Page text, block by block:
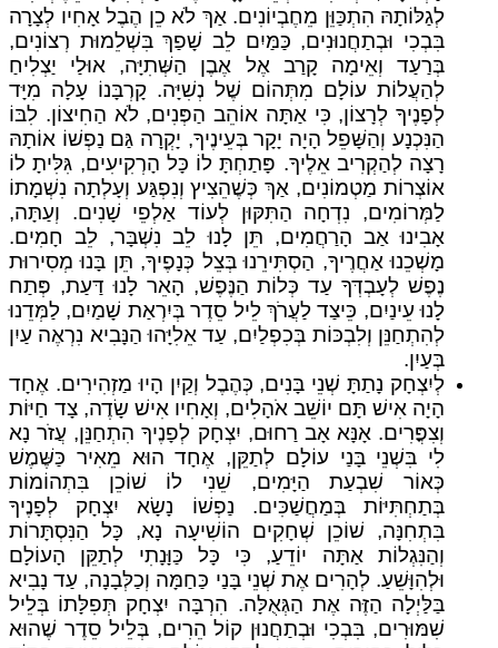
לְגַלּוֹתָהּ הִתְכַּוֵּן מֵחֶבְיוֹנִים. אַךְ לֹא כֵן הֶבֶל אָחִיו לְצָרָה
בִּבְכִי וּבְתַחֲנוּנִים, כַּמַּיִם לֵב שָׁפַךְ בִּשְׁלֵמוּת רְצוֹנִים,
בְּרַעַד וְאֵימָה קָרַב אֶל אֶבֶן הַשְּׁתִיָּה, אוּלַי יַצְלִיחַ
לְהַעֲלוֹת עוֹלָם מִתְּהוֹם שֶׁל נְשִׁיָּה. קָרְבָּנוֹ עָלָה מִיָּד
לְפָנֶיךָ לְרָצוֹן, כִּי אַתָּה אוֹהֵב הַפְּנִים, לֹא הַחִיצוֹן. לִבּוֹ
הַנִּכְנָע וְהַשָּׁפֵל הָיָה יָקָר בְּעֵינֶיךָ, יָקְרָה גַּם נַפְשׁוֹ אוֹתָהּ
רָצָה לְהַקְרִיב אֵלֶיךָ. פָּתַחְתָּ לוֹ כָּל הָרְקִיעִים, גִּלִּיתָ לוֹ
אוֹצְרוֹת מַטְמוֹנִים, אַךְ כְּשֶׁהֵצִיץ וְנִפְגַּע וְעָלְתָה נִשְׁמָתוֹ
לַמְּרוֹמִים, נִדְחָה הַתִּקּוּן לְעוֹד אַלְפֵי שָׁנִים. וְעַתָּה,
אָבִינוּ אַב הָרַחֲמִים, תֵּן לָנוּ לֵב נִשְׁבָּר, לֵב חָמִים.
מָשְׁכֵנוּ אַחֲרֶיךָ, הַסְתִּירֵנוּ בְּצֵל כְּנָפֶיךָ, תֵּן בָּנוּ מְסִירוּת
נֶפֶשׁ לְעָבְדְּךָ עַד כְּלוֹת הַנֶּפֶשׁ, הָאֵר לָנוּ דַּעַת, פְּתַח
לָנוּ עֵינַיִם, כֵּיצַד לַעֲרֹךְ לֵיל סֵדֶר בְּיִרְאַת שָׁמַיִם, לַמְּדֵנוּ
לְהִתְחַנֵּן וְלִבְכּוֹת בְּכִפְלַיִם, עַד אֵלִיָּהוּ הַנָּבִיא נִרְאֶה עַיִן
בְּעַיִן.
לְיִצְחָק נָתַתָּ שְׁנֵי בָּנִים, כְּהֶבֶל וְקַיִן הָיוּ מַזְהִירִים. אֶחָד
הָיָה אִישׁ תָּם יוֹשֵׁב אֹהָלִים, וְאָחִיו אִישׁ שָׂדֶה, צָד חַיּוֹת
וְצִפֳּרִים. אָנָּא אָב רַחוּם, יִצְחָק לְפָנֶיךָ הִתְחַנֵּן, עֲזֹר נָא
לִי בִּשְׁנֵי בָּנַי עוֹלָם לְתַקֵּן, אֶחָד הוּא מֵאִיר כַּשֶּׁמֶשׁ
כְּאוֹר שִׁבְעַת הַיָּמִים, שֵׁנִי לוֹ שׁוֹכֵן בִּתְהוֹמוֹת
בְּתַחְתִּיּוֹת בְּמַחֲשַׁכִּים. נַפְשׁוֹ נָשָׂא יִצְחָק לְפָנֶיךָ
בִּתְחִנָּה, שׁוֹכֵן שְׁחָקִים הוֹשִׁיעָה נָא, כָּל הַנִּסְתָּרוֹת
וְהַנִּגְלוֹת אַתָּה יוֹדֵעַ, כִּי כָּל כַּוָּנָתִי לְתַקֵּן הָעוֹלָם
וּלְהִוָּשֵׁעַ. לְהָרִים אֶת שְׁנֵי בָּנַי כַּחַמָּה וְכַלְּבָנָה, עַד נָבִיא
בַּלַּיְלָה הַזֶּה אֶת הַגְּאֻלָּה. הִרְבָּה יִצְחָק תְּפִלָּתוֹ בְּלֵיל
שִׁמּוּרִים, בִּבְכִי וּבְתַחֲנוּן קוֹל הֵרִים, בְּלֵיל סֵדֶר שֶׁהוּא